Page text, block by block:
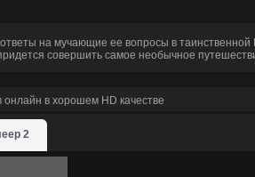
на мучающие ее вопросы в таинственной
совершить самое необычное
онлайн в хорошем HD качестве
2